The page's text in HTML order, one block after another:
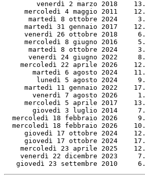
venerdì 2 marzo 2018
mercoledì 4 maggio 2011
martedì 8 ottobre 2024
martedì 31 gennaio 2017
venerdì 26 ottobre 2018
mercoledì 8 giugno 2016
martedì 8 ottobre 2024
venerdì 24 giugno 2022
mercoledì 22 aprile 2026
martedì 6 agosto 2024
lunedì 5 agosto 2024
martedì 11 gennaio 2022
venerdì 7 agosto 2026
mercoledì 5 aprile 2017
giovedì 3 luglio 2014
mercoledì 18 febbraio 2026
mercoledì 18 febbraio 2026
giovedì 17 ottobre 2024
giovedì 17 ottobre 2024
mercoledì 23 aprile 2025
venerdì 22 dicembre 2023
giovedì 23 settembre 2010